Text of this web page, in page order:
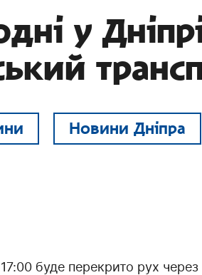
у
Новини Дніпра
буде перекрито рух